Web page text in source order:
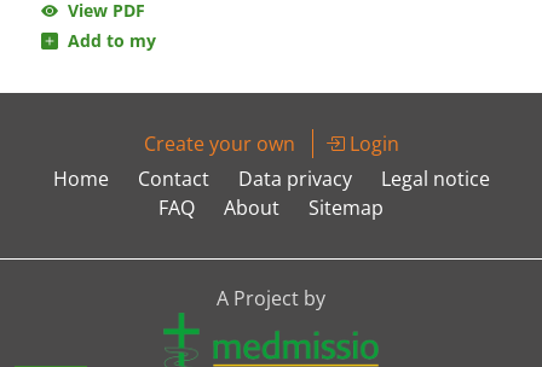
View PDF
Add to my
Create your own
Login
Home
Contact Data privacy
Legal notice
FAQ
About Sitemap
A Project by